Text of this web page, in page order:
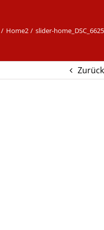
Home2 slider-home_DSC_6625
Zurück